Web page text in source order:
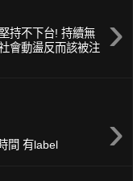
›
持不下台! 持續無
會動盪反而該被注
›
間 有label